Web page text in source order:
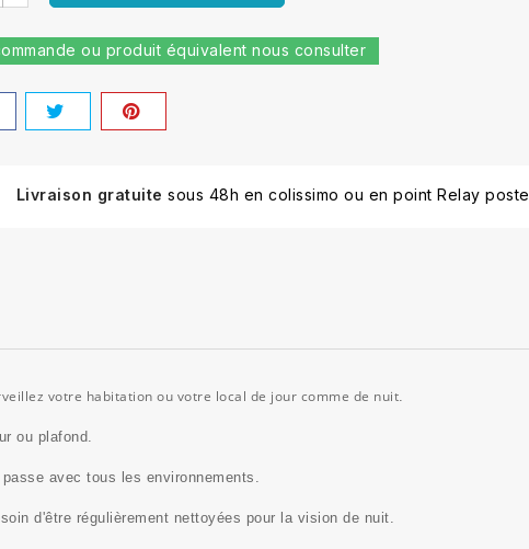
ou produit équivalent nous consulter
Livraison gratuite sous 48h en colissimo ou en point Relay poste
votre habitation ou votre local de jour comme de nuit.
ou plafond.
avec tous les environnements.
d'être régulièrement nettoyées pour la vision de nuit.